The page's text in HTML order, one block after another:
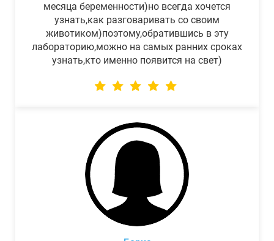
месяца беременности)но всегда хочется
узнать,как разговаривать со своим
животиком)поэтому,обратившись в эту
лабораторию,можно на самых ранних сроках
узнать,кто именно появится на свет)